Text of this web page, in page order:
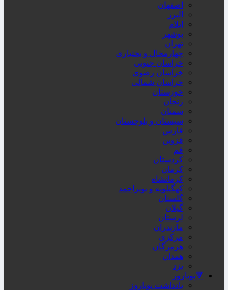
اصفهان
البرز
ایلام
بوشهر
تهران
چهارمحال و بختیاری
خراسان جنوبی
خراسان رضوی
خراسان شمالی
خوزستان
زنجان
سمنان
سیستان و بلوچستان
فارس
قزوین
قم
کردستان
کرمان
کرمانشاه
کهگیلویه و بویراحمد
گلستان
گیلان
لرستان
مازندران
مرکزی
هرمزگان
همدان
یزد
🔻پویاروز
یادداشت پویاروز